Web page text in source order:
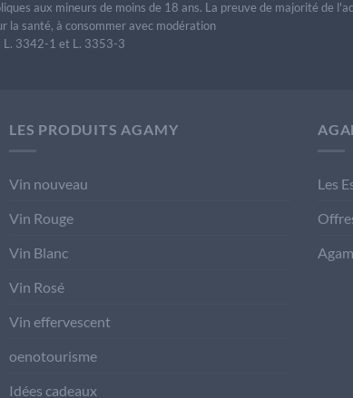
aux mineurs de moins de 18 ans. La preuve de majorité de
la santé, à consommer avec modération
L. 3342-1 et L. 3353-3
LES PRODUITS AGAMY
Vin nouveau
Vin Rouge
Vin Blanc
Vin Rosé
Vin effervescent
oenotourisme
Idées cadeaux
Les